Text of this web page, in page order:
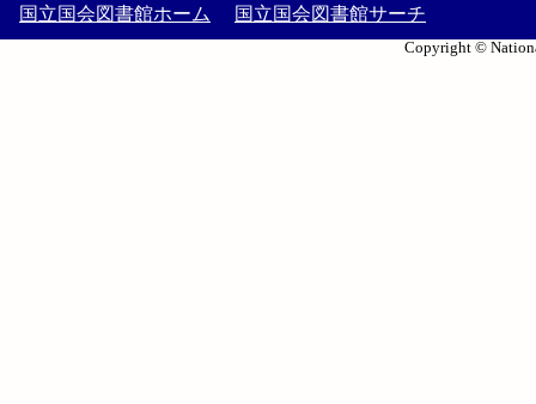
国立国会図書館ホーム 国立国会図書館サーチ
Copyright ©